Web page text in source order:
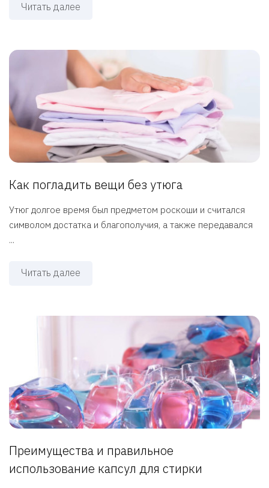
Читать далее
Как погладить вещи без утюга
Утюг долгое время был предметом роскоши и считался
символом достатка и благополучия, а также передавался
...
Читать далее
Преимущества и правильное
использование капсул для стирки